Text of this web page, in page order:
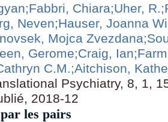
;Fabbri, Chiara;Uher, R.
Neven;Hauser, Joanna
Mojca Zvezdana
Gerome;Craig, Ian
C.M.;Aitchison,
Psychiatry, 8, 1,
2018-12
les pairs